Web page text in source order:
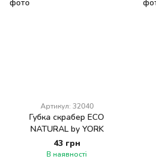
Артикул: 32040
Губка скрабер ECO
NATURAL by YORK
43 грн
В наявності